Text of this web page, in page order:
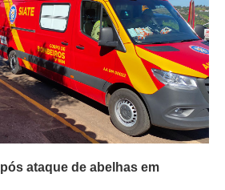
ataque de abelhas em